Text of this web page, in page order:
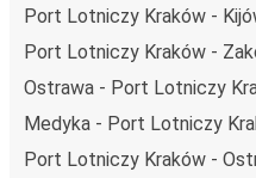
Kraków - Stalowa Wola to
autobusem jest znacznie
Podróż z: Port Lotniczy
Port Lotniczy Kraków:
Port Lotniczy Kraków -
Port Lotniczy Kraków -
Ostrawa - Port Lotniczy
Medyka - Port Lotniczy
Port Lotniczy Kraków -